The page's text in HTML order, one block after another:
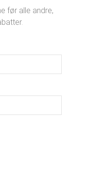
før alle andre,